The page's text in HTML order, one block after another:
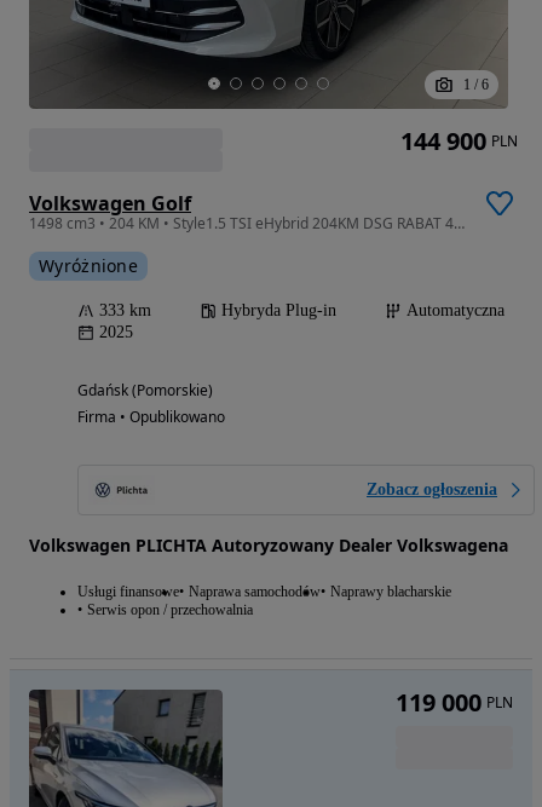
1 / 6
Volkswagen Golf
1498 cm3 • 204 KM • Style1.5 TSI eHybrid 204KM DSG RABAT 43250zł Plichta
Wyróżnione
333 km Hybryda Plug-in
Automatyczna
2025
Gdańsk (Pomorskie)
Firma • Opublikowano
Zobacz ogłoszenia
Volkswagen PLICHTA Autoryzowany Dealer Volkswagena
Usługi finansowe Naprawa samochodów Naprawy blacharskie
Serwis opon / przechowalnia
144 900 PLN
119 000 PLN